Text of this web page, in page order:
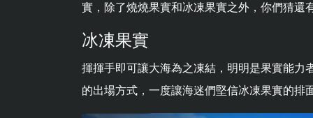
實，除了燒燒果實和冰凍果實之外，你們猜還
冰凍果實
揮揮手即可讓大海為之凍結，明明是果實能力
的出場方式，一度讓海迷們堅信冰凍果實的排